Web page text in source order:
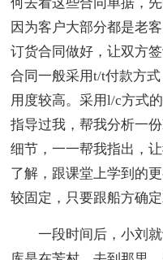
因为客户大部分都是老
订货合同做好，让双方
合同一般采用t/t付款方
用度较高。采用l/c方式
指导过我，帮我分析一
细节，一一帮我指出，
了解，跟课堂上学到的
较固定，只要跟船方确定
一段时间后，小刘就